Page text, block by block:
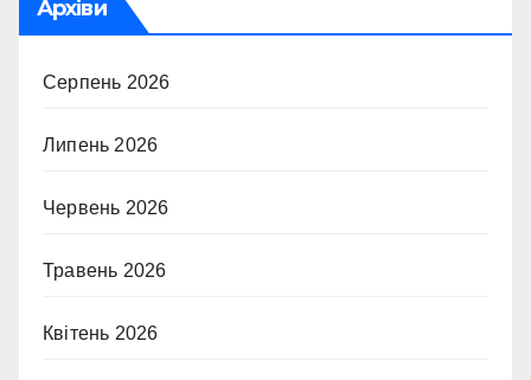
Архіви
Серпень 2026
Липень 2026
Червень 2026
Травень 2026
Квітень 2026